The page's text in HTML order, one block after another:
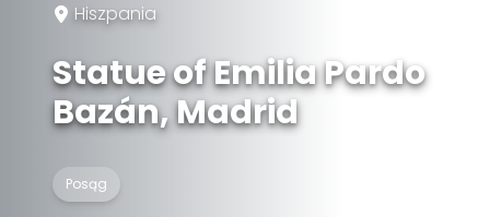
Hiszpania
Statue of Emilia Pardo
Bazán, Madrid
Posąg